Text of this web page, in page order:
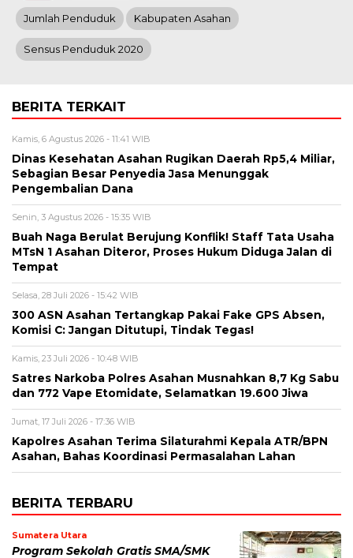
Jumlah Penduduk Kabupaten Asahan
Sensus Penduduk 2020
BERITA TERKAIT
Kamis, 6 Agustus 2026 - 11:41 WIB
Dinas Kesehatan Asahan Rugikan Daerah Rp5,4 Miliar,
Sebagian Besar Penyedia Jasa Menunggak
Pengembalian Dana
Senin, 3 Agustus 2026 - 15:35 WIB
Buah Naga Berulat Berujung Konflik! Staff Tata Usaha
MTsN 1 Asahan Diteror, Proses Hukum Diduga Jalan di
Tempat
Selasa, 28 Juli 2026 - 15:42 WIB
300 ASN Asahan Tertangkap Pakai Fake GPS Absen,
Komisi C: Jangan Ditutupi, Tindak Tegas!
Kamis, 23 Juli 2026 - 10:48 WIB
Satres Narkoba Polres Asahan Musnahkan 8,7 Kg Sabu
dan 772 Vape Etomidate, Selamatkan 19.600 Jiwa
Jumat, 17 Juli 2026 - 17:36 WIB
Kapolres Asahan Terima Silaturahmi Kepala ATR/BPN
Asahan, Bahas Koordinasi Permasalahan Lahan
BERITA TERBARU
Sumatera Utara
Program Sekolah Gratis SMA/SMK